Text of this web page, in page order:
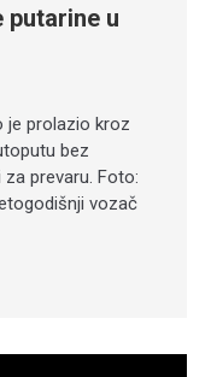
u
je prolazio kroz
bez
prevaru. Foto:
vozač